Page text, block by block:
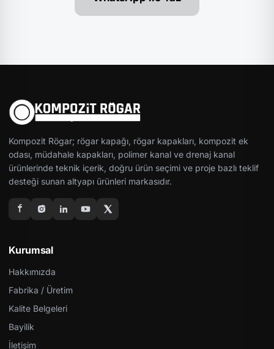
Kompozit Rögar; rögar kapağı, rögar kapakları, kompozit ek
odası, müdahale kapakları, polimer kanal ve drenaj kanal
ürünlerinde teknik içerik, doğru ürün seçimi ve proje bazlı teklif
desteği sunan altyapı ürünleri markasıdır.
Kurumsal
Hakkımızda
Fabrika / Üretim
Kalite Belgeleri
Bayilik
İletişim